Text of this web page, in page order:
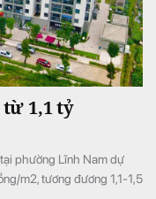
1,1 tỷ
phường Lĩnh Nam dự
m2, tương đương 1,1-1,5